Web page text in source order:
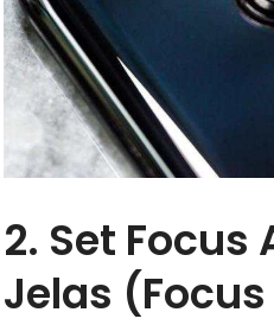
2. Set Focus
Jelas